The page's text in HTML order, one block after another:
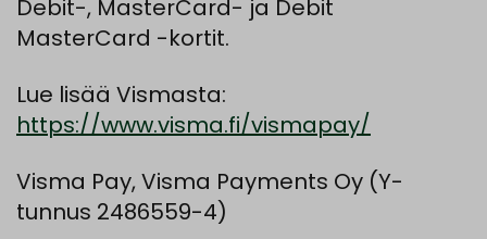
Debit-, MasterCard- ja Debit
MasterCard -kortit.
Lue lisää Vismasta:
https://www.visma.fi/vismapay/
Visma Pay, Visma Payments Oy (Y-
tunnus 2486559-4)